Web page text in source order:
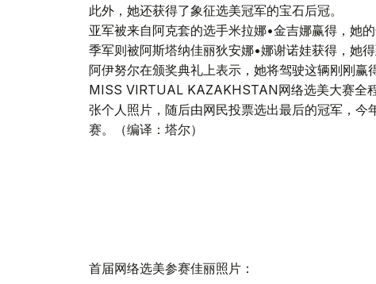
此外，她还获得了象征选美冠军的宝石后冠。
亚军被来自阿克套的选手米拉娜•金吉娜赢得，她
季军则被阿斯塔纳佳丽狄安娜•娜谢诺娃获得，她
阿伊努尔在颁奖典礼上表示，她将驾驶这辆刚刚赢
MISS VIRTUAL KAZAKHSTAN网络选美大赛全
张个人照片，随后由网民投票选出最后的冠军，
赛。（编译：塔尔）
首届网络选美参赛佳丽照片：